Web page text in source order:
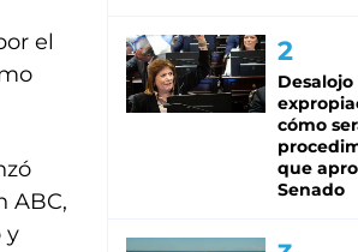
el
ABC,
y
cómo
que
Senado